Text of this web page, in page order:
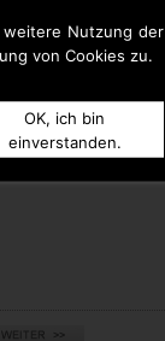
Nutzung der
von Cookies zu.
OK, ich bin
einverstanden.